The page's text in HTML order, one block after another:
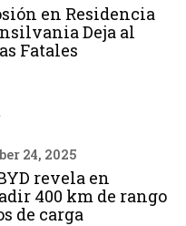
en Residencia
Deja al
Fatales
24, 2025
revela en
400 km de rango
de carga